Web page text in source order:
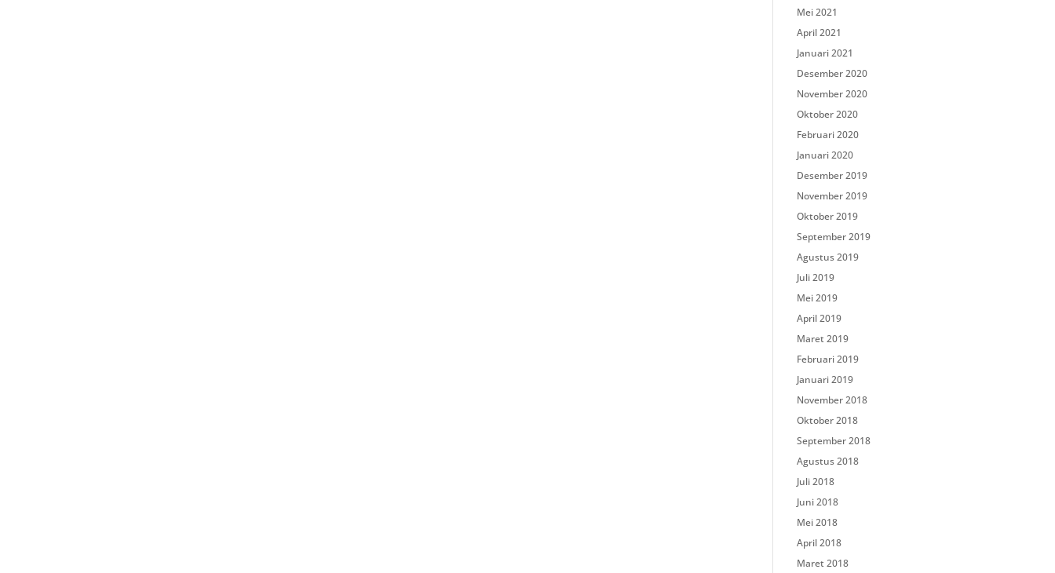
Mei 2021
April 2021
Januari 2021
Desember 2020
November 2020
Oktober 2020
Februari 2020
Januari 2020
Desember 2019
November 2019
Oktober 2019
September 2019
Agustus 2019
Juli 2019
Mei 2019
April 2019
Maret 2019
Februari 2019
Januari 2019
November 2018
Oktober 2018
September 2018
Agustus 2018
Juli 2018
Juni 2018
Mei 2018
April 2018
Maret 2018